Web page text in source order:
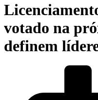
votado na
definem